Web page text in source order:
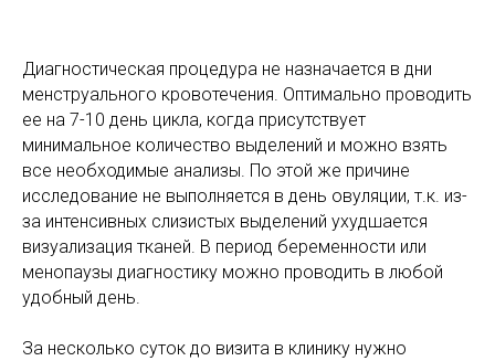
Диагностическая процедура не назначается в дни
менструального кровотечения. Оптимально проводить
ее на 7-10 день цикла, когда присутствует
минимальное количество выделений и можно взять
все необходимые анализы. По этой же причине
исследование не выполняется в день овуляции, т.к. из-
за интенсивных слизистых выделений ухудшается
визуализация тканей. В период беременности или
менопаузы диагностику можно проводить в любой
удобный день.
За несколько суток до визита в клинику нужно